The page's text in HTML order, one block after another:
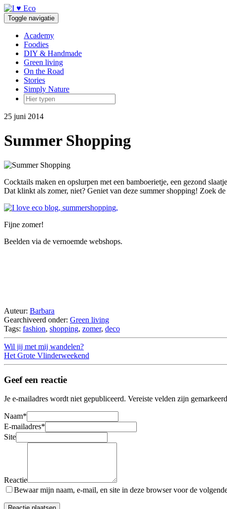
Doorgaan
naar
inhoud
Toggle navigatie
Academy
Foodies
DIY & Handmade
Green living
On the Road
Stories
Simply Nature
25 juni 2014
Summer Shopping
Cocktails maken en opslurpen met een bamboerietje, een gezond
Dat klinkt als zomer, niet? Geniet van deze summer shopping! Zoek
Fijne zomer!
Beelden via de vernoemde webshops.
Auteur: Barbara
Gearchiveerd onder: Green living
Tags: fashion, shopping, zomer, deco
Wil jij met mij wandelen?
Het Grote Vlinderweekend
Geef een reactie
Je e-mailadres wordt niet gepubliceerd. Vereiste velden zijn
Naam*
E-mailadres*
Site
Reactie
Bewaar mijn naam, e-mail, en site in deze browser voor de